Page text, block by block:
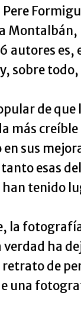
Pere
Montalbán,
autores
sobre
de
más
sus
esas
tenido
la
verdad ha
de
una